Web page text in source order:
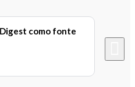
como fonte